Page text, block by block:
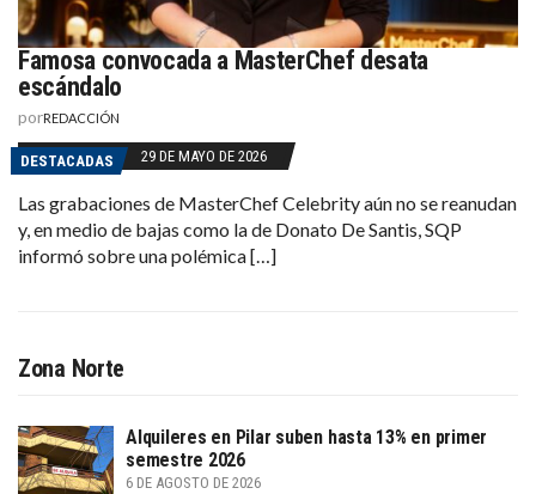
Famosa convocada a MasterChef desata
escándalo
porREDACCIÓN
DESTACADAS 29 DE MAYO DE 2026
Las grabaciones de MasterChef Celebrity aún no se reanudan
y, en medio de bajas como la de Donato De Santis, SQP
informó sobre una polémica […]
Zona Norte
Alquileres en Pilar suben hasta 13% en primer
semestre 2026
6 DE AGOSTO DE 2026